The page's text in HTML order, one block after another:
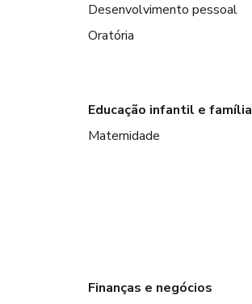
Desenvolvimento pessoal
Oratória
Educação infantil e família
Maternidade
Finanças e negócios